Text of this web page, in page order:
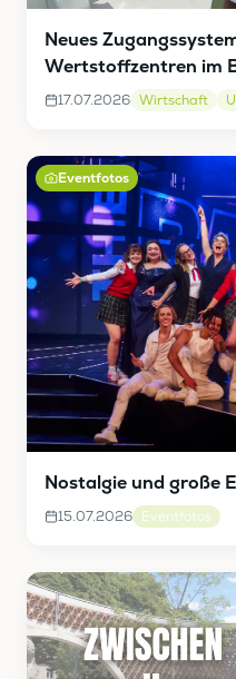
Neues
Wertstoffzentren im
17.07.2026 Wirtschaft
Eventfotos
Nostalgie und große
15.07.2026 Eventfotos